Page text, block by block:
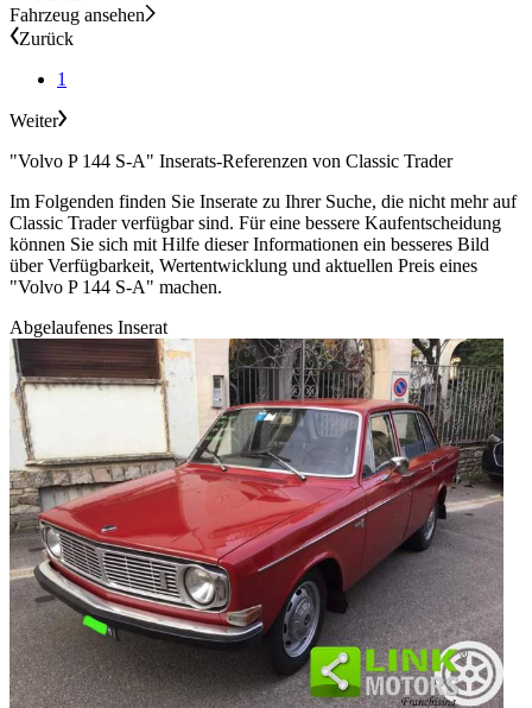
Fahrzeug ansehen
Zurück
1
Weiter
"Volvo P 144 S-A" Inserats-Referenzen von Classic Trader
Im Folgenden finden Sie Inserate zu Ihrer Suche, die nicht mehr auf
Classic Trader verfügbar sind. Für eine bessere Kaufentscheidung
können Sie sich mit Hilfe dieser Informationen ein besseres Bild
über Verfügbarkeit, Wertentwicklung und aktuellen Preis eines
"Volvo P 144 S-A" machen.
Abgelaufenes Inserat